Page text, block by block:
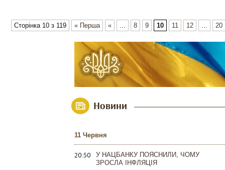
Сторінка 10 з 119 « Перша « ... 8 9 10 11 12 ... 20
Новини
11 Червня
20:50
У НАЦБАНКУ ПОЯСНИЛИ, ЧОМУ
ЗРОСЛА ІНФЛЯЦІЯ